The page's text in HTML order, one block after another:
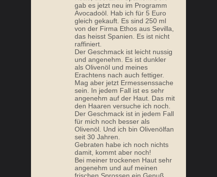
gab es jetzt neu im Programm
Avocadoöl. Hab ich für 5 Euro
gleich gekauft. Es sind 250 ml
von der Firma Ethos aus Sevilla,
das heisst Spanien. Es ist nicht
raffiniert.
Der Geschmack ist leicht nussig
und angenehm. Es ist dunkler
als Olivenöl und meines
Erachtens nach auch fettiger.
Mag aber jetzt Ermessenssache
sein. In jedem Fall ist es sehr
angenehm auf der Haut. Das mit
den Haaren versuche ich noch.
Der Geschmack ist in jedem Fall
für mich noch besser als
Olivenöl. Und ich bin Olivenölfan
seit 30 Jahren.
Gebraten habe ich noch nichts
damit, kommt aber noch!
Bei meiner trockenen Haut sehr
angenehm und auf meinen